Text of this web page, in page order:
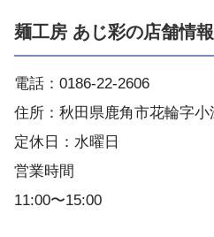
麺工房 あじ彩の店舗情
電話：0186-22-2606
住所：秋田県鹿角市花輪字
定休日：水曜日
営業時間
11:00〜15:00